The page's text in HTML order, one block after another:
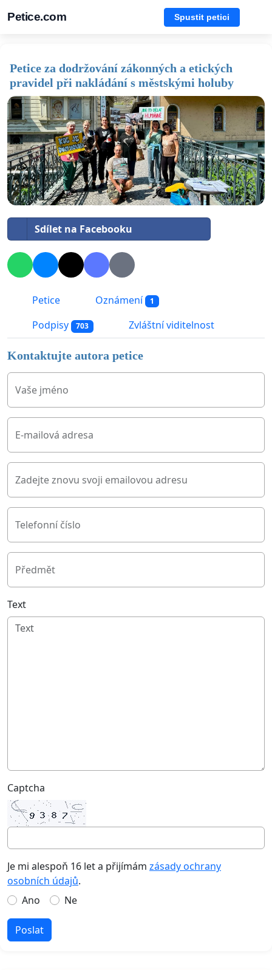
Petice.com Spustit petici
Petice za dodržování zákonných a etických
pravidel při nakládání s městskými holuby
Sdílet na Facebooku
Petice Oznámení 1
Podpisy 703 Zvláštní viditelnost
Kontaktujte autora petice
Vaše jméno
E-mailová adresa
Zadejte znovu svoji emailovou adresu
Telefonní číslo
Předmět
Text
Captcha
Je mi alespoň 16 let a přijímám zásady ochrany
osobních údajů.
Ano
Ne
Poslat